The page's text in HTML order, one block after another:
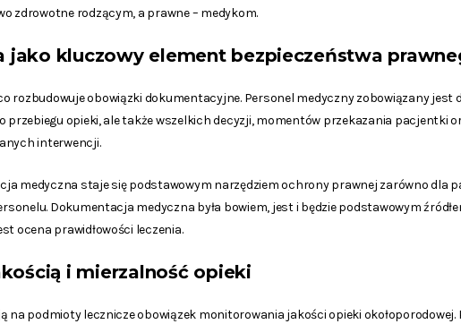
zdrowotne rodzącym, a prawne – medykom.
jako kluczowy element bezpieczeństwa
rozbudowuje obowiązki dokumentacyjne. Personel medyczny zobowiązany jest
przebiegu opieki, ale także wszelkich decyzji, momentów przekazania pacjentki
interwencji.
medyczna staje się podstawowym narzędziem ochrony prawnej zarówno dla
Dokumentacja medyczna była bowiem, jest i będzie podstawowym
ocena prawidłowości leczenia.
i mierzalność opieki
na podmioty lecznicze obowiązek monitorowania jakości opieki